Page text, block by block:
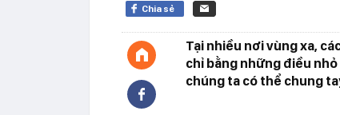
Chia sẻ
Tại nhiều nơi vùng xa,
chỉ bằng những điều
chúng ta có thể chung